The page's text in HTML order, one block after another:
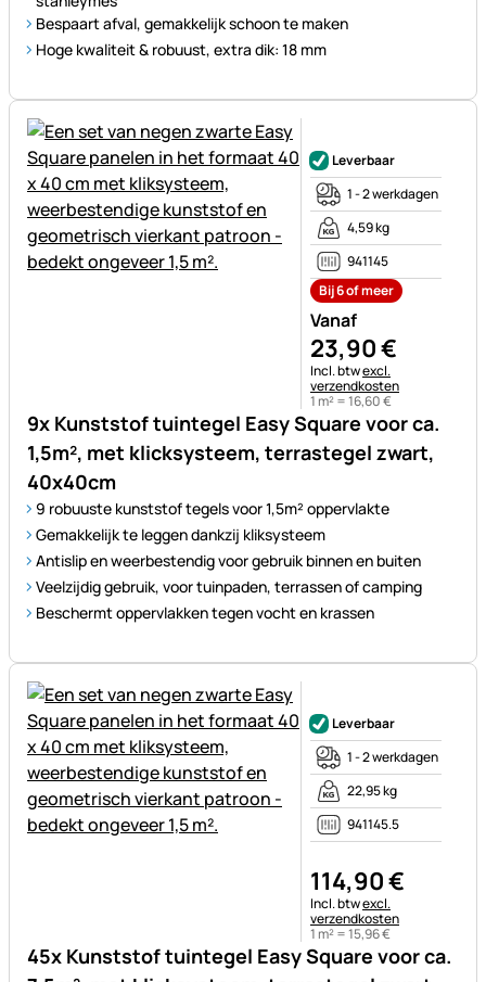
Bespaart afval, gemakkelijk schoon te maken
Hoge kwaliteit & robuust, extra dik: 18 mm
9x Kunststof tuintegel Easy Square voor ca.
1,5m², met klicksysteem, terrastegel zwart,
40x40cm
9 robuuste kunststof tegels voor 1,5m² oppervlakte
Gemakkelijk te leggen dankzij kliksysteem
Antislip en weerbestendig voor gebruik binnen en buiten
Veelzijdig gebruik, voor tuinpaden, terrassen of camping
Beschermt oppervlakken tegen vocht en krassen
Leverbaar
1 - 2 werkdagen
4,59 kg
941145
Bij 6 of meer
Vanaf
23,90€
Belastinginformatie:
Incl. btwexcl.
verzendkosten
1 m² =16,60€
45x Kunststof tuintegel Easy Square voor ca.
Leverbaar
1 - 2 werkdagen
22,95 kg
941145.5
114,90€
Belastinginformatie:
Incl. btwexcl.
verzendkosten
1 m² =15,96€